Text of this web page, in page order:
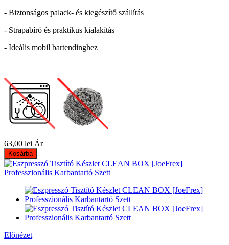
- Biztonságos palack- és kiegészítő szállítás
- Strapabíró és praktikus kialakítás
- Ideális mobil bartendinghez
63,00 lei Ár
Kosárba
Előnézet